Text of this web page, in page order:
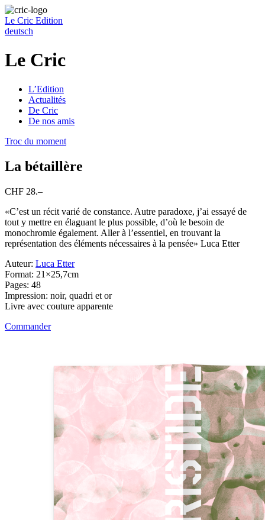
Le Cric Edition
deutsch
Le Cric
L’Edition
Actualités
De Cric
De nos amis
Troc du moment
La bétaillère
CHF 28.–
«C’est un récit varié de constance. Autre paradoxe, j’ai essayé de
tout y mettre en élaguant le plus possible, d’où le besoin de
monochromie également. Aller à l’essentiel, en trouvant la
représentation des éléments nécessaires à la pensée» Luca Etter
Auteur: Luca Etter
Format: 21×25,7cm
Pages: 48
Impression: noir, quadri et or
Livre avec couture apparente
Commander